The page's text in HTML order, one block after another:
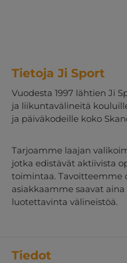
Tietoja Ji Sport
Vuodesta 1997 lähtien Ji
ja liikuntavälineitä
ja päiväkodeille koko
Tarjoamme laajan
jotka edistävät aktiivista
toimintaa. Tavoitteemme
asiakkaamme saavat
luotettavinta välineistöä.
Tiedot